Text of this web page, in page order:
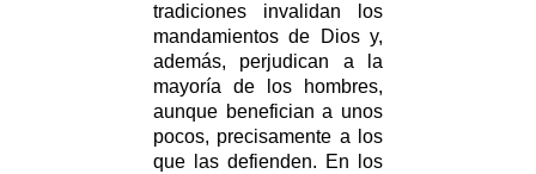
tradiciones invalidan los
mandamientos de Dios y,
además, perjudican a la
mayoría de los hombres,
aunque benefician a unos
pocos, precisamente a los
que las defienden. En los